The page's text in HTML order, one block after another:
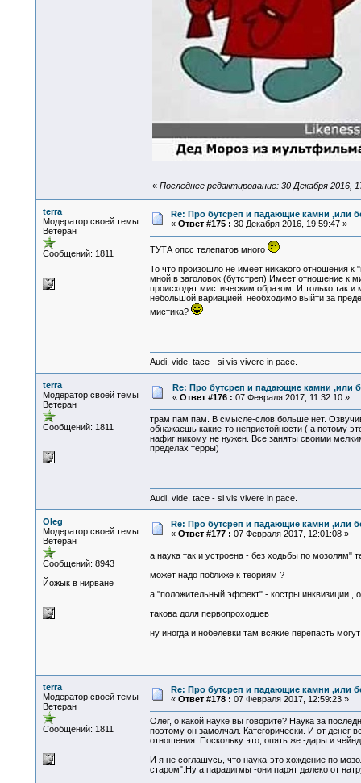
« Последнее редактирование: 30 Декабря 2016,
terra
Модератор своей темы
Ветеран
Сообщений: 1811
Re: Про бутсреп и падающие камни ,или
« Ответ #175 : 30 Декабря 2016, 19:59:47 »
ТУТА опсс телепатов много
То что произошло не имеет никакого отношения
мной в заголовок (бутстреп).Имеет отношение к
происходят мистическим образом. И только так
небольшой вариацией, необходимо выйти за
мистика?
Audi, vide, tace - si vis vivere in pace.
terra
Модератор своей темы
Ветеран
Сообщений: 1811
Re: Про бутсреп и падающие камни ,или
« Ответ #176 : 07 Февраля 2017, 11:32:10 »
трам пам пам. В смысле-слов больше нет.
обнажаешь какие-то непристойности ( а потому
нафиг никому не нужен. Все заняты своими
пределах терры)
Audi, vide, tace - si vis vivere in pace.
Oleg
Модератор своей темы
Ветеран
Сообщений: 8943
Йожык в нирване
Re: Про бутсреп и падающие камни ,или
« Ответ #177 : 07 Февраля 2017, 12:01:08 »
а наука так и устроена - без ходьбы по мозолям"
может надо поближе к теориям ?
а "положительный эффект" - костры инквизиции
такова доля первопроходцев
ну иногда и нобелевки там всякие перепасть могут
terra
Модератор своей темы
Ветеран
Сообщений: 1811
Re: Про бутсреп и падающие камни ,или
« Ответ #178 : 07 Февраля 2017, 12:59:23 »
Олег, о какой науке вы говорите? Наука за
поэтому он замолчал. Категорически. И от денег
отношения. Поскольку это, опять же -дары и
И я не соглашусь, что наука-это хождение по
старом".Ну а парадигмы -они парят далеко от